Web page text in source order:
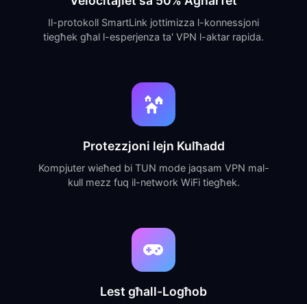
Il-protokoll SmartLink jottimizza l-konnessjoni
tiegħek għal l-esperjenza ta' VPN l-aktar rapida.
Protezzjoni lejn Kulħadd
Kompjuter wieħed bi TUN mode jaqsam VPN mal-
kull mezz fuq il-network WiFi tiegħek.
Lest għall-Logħob